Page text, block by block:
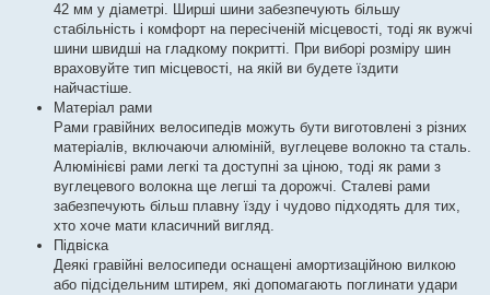
42 мм у діаметрі. Ширші шини забезпечують більшу
стабільність і комфорт на пересіченій місцевості, тоді як вужчі
шини швидші на гладкому покритті. При виборі розміру шин
враховуйте тип місцевості, на якій ви будете їздити
найчастіше.
Матеріал рами
Рами гравійних велосипедів можуть бути виготовлені з різних
матеріалів, включаючи алюміній, вуглецеве волокно та сталь.
Алюмінієві рами легкі та доступні за ціною, тоді як рами з
вуглецевого волокна ще легші та дорожчі. Сталеві рами
забезпечують більш плавну їзду і чудово підходять для тих,
хто хоче мати класичний вигляд.
Підвіска
Деякі гравійні велосипеди оснащені амортизаційною вилкою
або підсідельним штирем, які допомагають поглинати удари